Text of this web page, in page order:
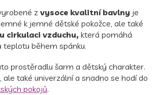
z vysoce kvalitní bavlny je
k jemné dětské pokožce, ale také
cirkulaci vzduchu, která pomáhá
teplotu během spánku.
prostěradlu šarm a dětský charakter.
také univerzální a snadno se hodí do
pokojů.